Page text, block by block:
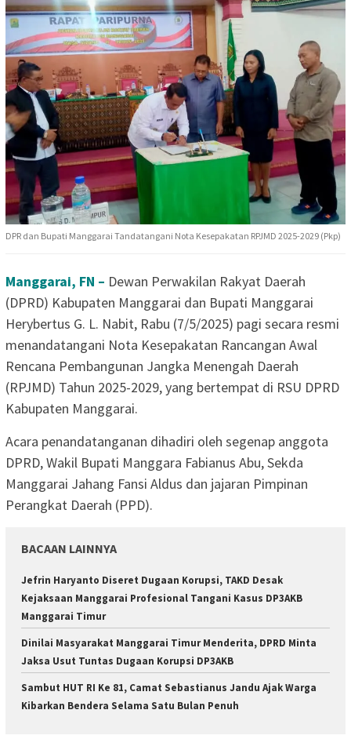
DPR dan Bupati Manggarai Tandatangani Nota Kesepakatan RPJMD 2025-2029 (Pkp)
Manggarai, FN – Dewan Perwakilan Rakyat Daerah
(DPRD) Kabupaten Manggarai dan Bupati Manggarai
Herybertus G. L. Nabit, Rabu (7/5/2025) pagi secara resmi
menandatangani Nota Kesepakatan Rancangan Awal
Rencana Pembangunan Jangka Menengah Daerah
(RPJMD) Tahun 2025-2029, yang bertempat di RSU DPRD
Kabupaten Manggarai.
Acara penandatanganan dihadiri oleh segenap anggota
DPRD, Wakil Bupati Manggara Fabianus Abu, Sekda
Manggarai Jahang Fansi Aldus dan jajaran Pimpinan
Perangkat Daerah (PPD).
BACAAN LAINNYA
Jefrin Haryanto Diseret Dugaan Korupsi, TAKD Desak
Kejaksaan Manggarai Profesional Tangani Kasus DP3AKB
Manggarai Timur
Dinilai Masyarakat Manggarai Timur Menderita, DPRD Minta
Jaksa Usut Tuntas Dugaan Korupsi DP3AKB
Sambut HUT RI Ke 81, Camat Sebastianus Jandu Ajak Warga
Kibarkan Bendera Selama Satu Bulan Penuh